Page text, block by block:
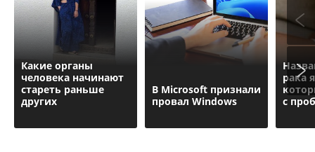
Какие органы
человека начинают
стареть раньше
других
В Microsoft признали
провал Windows
рака
с